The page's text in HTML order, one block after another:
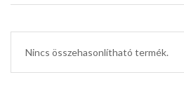
Nincs összehasonlítható termék.